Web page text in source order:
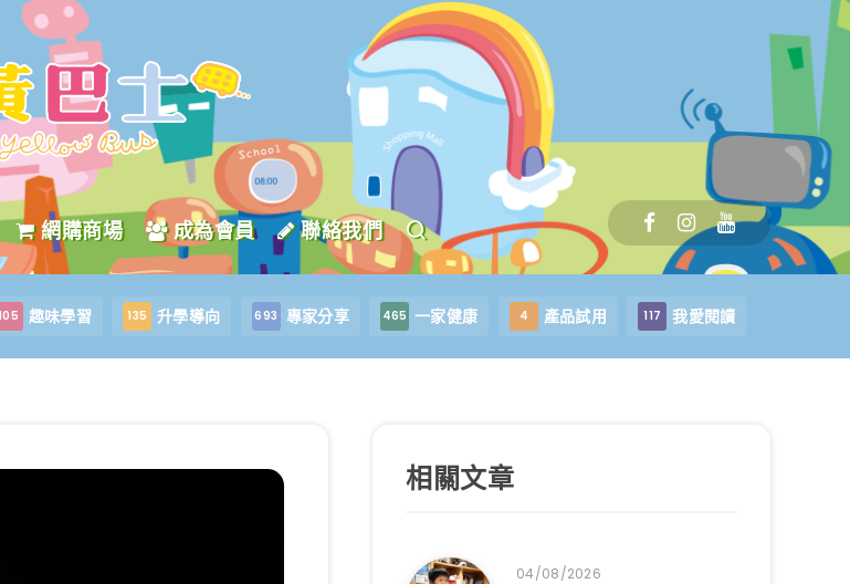
網購商場 成為會員 聯絡我們
趣味學習 135 升學導向 693 專家分享 465 一家健康 4 產品試用 117 我愛閱讀
相關文章
04/08/2026